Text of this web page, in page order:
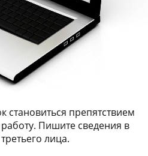
препятствием
Пишите сведения в
лица.